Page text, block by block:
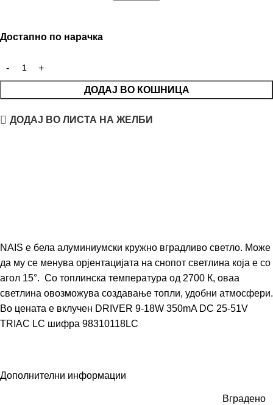
Достапно по нарачка
ДОДАЈ ВО КОШНИЦА
ДОДАЈ ВО ЛИСТА НА ЖЕЛБИ
NAIS е бела алуминиумски кружно вградливо светло. Може
да му се менува орјентацијата на снопот светлина која е со
агол 15°. Со топлинска температура од 2700 К, оваа
светлина овозможува создавање топли, удобни атмосфери.
Во цената е вклучен DRIVER 9-18W 350mA DC 25-51V
TRIAC LC шифра 98310118LC
Дополнителни информации
Вградено